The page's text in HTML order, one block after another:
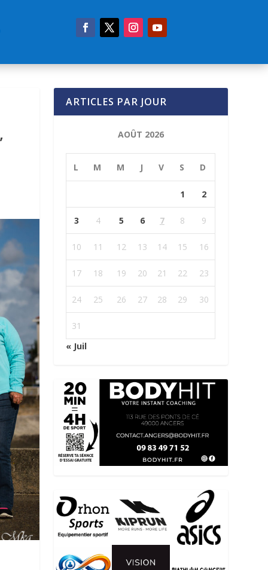
ARTICLES PAR JOUR
AOÛT 2026
L M M J V S D
1 2
3 4 5 6 7 8 9
10 11 12 13 14 15 16
17 18 19 20 21 22 23
24 25 26 27 28 29 30
31
« Juil